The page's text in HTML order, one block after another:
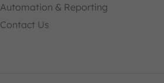
Automation & Reporting
Contact Us